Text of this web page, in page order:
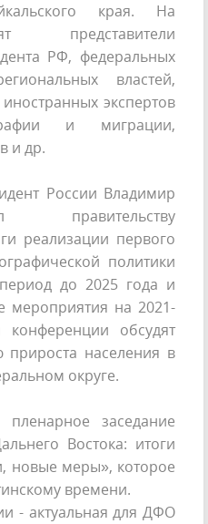
края. На
представители
РФ, федеральных
властей,
экспертов
и миграции,
и др.
России Владимир
реализации первого
политики
до 2025 года и
мероприятия на 2021-
обсудят
населения в
округе.
заседание
Востока: итоги
новые меры», которое
времени.
- актуальная для ДФО